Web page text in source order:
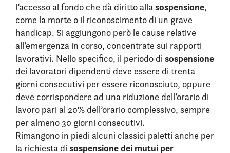
l’accesso al fondo che dà diritto allasospensione,
come la morte o il riconoscimento di un grave
handicap. Si aggiungono però le cause relative
all’emergenza in corso, concentrate sui rapporti
lavorativi. Nello specifico, il periodo di sospensione
dei lavoratori dipendenti deve essere di trenta
giorni consecutivi per essere riconosciuto, oppure
deve corrispondere ad una riduzione dell’orario di
lavoro pari al 20% dell’orario complessivo, sempre
per almeno 30 giorni consecutivi.
Rimangono in piedi alcuni classici paletti anche per
la richiesta di sospensione dei mutui per